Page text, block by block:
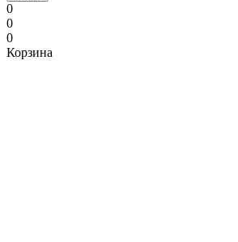
0
0
0
Корзина